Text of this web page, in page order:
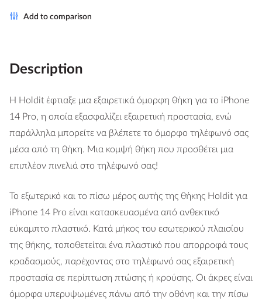
Add to comparison
Description
Η Holdit έφτιαξε μια εξαιρετικά όμορφη θήκη για το iPhone
14 Pro, η οποία εξασφαλίζει εξαιρετική προστασία, ενώ
παράλληλα μπορείτε να βλέπετε το όμορφο τηλέφωνό σας
μέσα από τη θήκη. Μια κομψή θήκη που προσθέτει μια
επιπλέον πινελιά στο τηλέφωνό σας!
Το εξωτερικό και το πίσω μέρος αυτής της θήκης Holdit για
iPhone 14 Pro είναι κατασκευασμένα από ανθεκτικό
εύκαμπτο πλαστικό. Κατά μήκος του εσωτερικού πλαισίου
της θήκης, τοποθετείται ένα πλαστικό που απορροφά τους
κραδασμούς, παρέχοντας στο τηλέφωνό σας εξαιρετική
προστασία σε περίπτωση πτώσης ή κρούσης. Οι άκρες είναι
όμορφα υπερυψωμένες πάνω από την οθόνη και την πίσω